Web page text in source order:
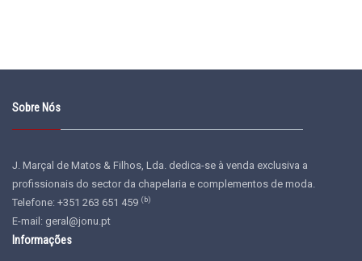
Sobre Nós
J. Marçal de Matos & Filhos, Lda. dedica-se à venda exclusiva a
profissionais do sector da chapelaria e complementos de moda.
Telefone: +351 263 651 459 (b)
E-mail: geral@jonu.pt
Informações